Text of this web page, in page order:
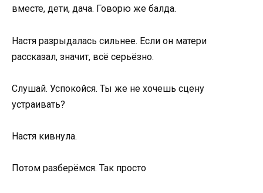
вместе, дети, дача. Говорю же балда.
Настя разрыдалась сильнее. Если он матери
рассказал, значит, всё серьёзно.
Слушай. Успокойся. Ты же не хочешь сцену
устраивать?
Настя кивнула.
Потом разберёмся. Так просто